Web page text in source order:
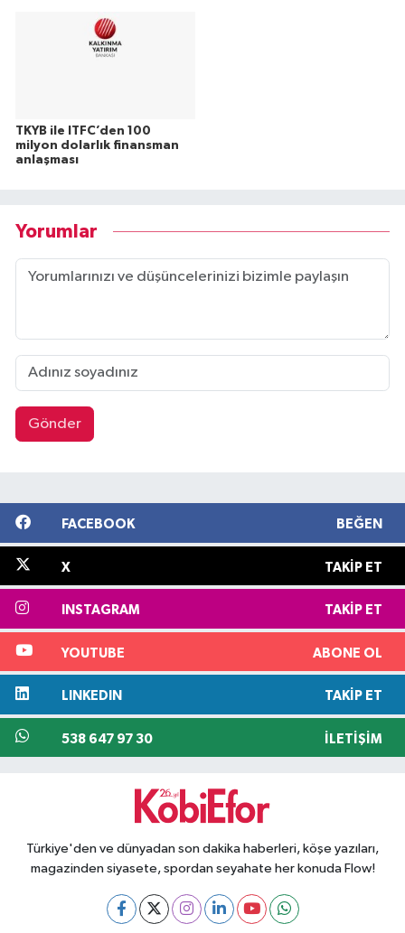
TKYB ile ITFC’den 100
milyon dolarlık finansman
anlaşması
Yorumlar
Gönder
FACEBOOK BEĞEN
X TAKIP ET
INSTAGRAM TAKIP ET
YOUTUBE ABONE OL
LINKEDIN TAKIP ET
538 647 97 30 İLETIŞIM
Türkiye'den ve dünyadan son dakika haberleri, köşe yazıları,
magazinden siyasete, spordan seyahate her konuda Flow!